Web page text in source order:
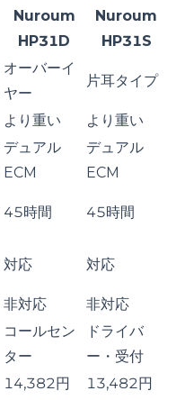
Nuroum
HP31D
Nuroum
HP31S
オーバーイ
ヤー
片耳タイプ
より重い より重い
デュアル
ECM
デュアル
ECM
45時間 45時間
対応 対応
非対応
非対応
コールセン
ター
ドライバ
ー・受付
14,382円
13,482円